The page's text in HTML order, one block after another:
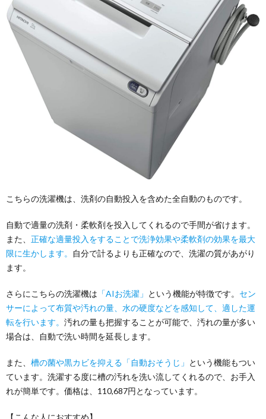
こちらの洗濯機は、洗剤の自動投入を含めた全自動のものです。
自動で適量の洗剤・柔軟剤を投入してくれるので手間が省けます。
また、 正確な適量投入をすることで洗浄効果や柔軟剤の効果を最大
限に生かします。
自分で計るよりも正確なので、洗濯の質があがり
ます。
さらにこちらの洗濯機は 「AIお洗濯」 という機能が特徴です。 セン
サーによって布質や汚れの量、水の硬度などを感知して、適した運
転を行います。 汚れの量も把握することが可能で、汚れの量が多い
場合は、自動で洗い時間を延長します。
また、 槽の菌や黒カビを抑える「自動おそうじ」 という機能もつい
ています。洗濯する度に槽の汚れを洗い流してくれるので、お手入
れが簡単です。価格は、110,687円となっています。
【こんな人におすすめ】